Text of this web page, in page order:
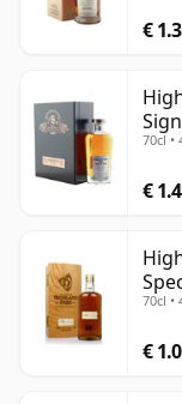
€
70cl •
€
70cl •
€